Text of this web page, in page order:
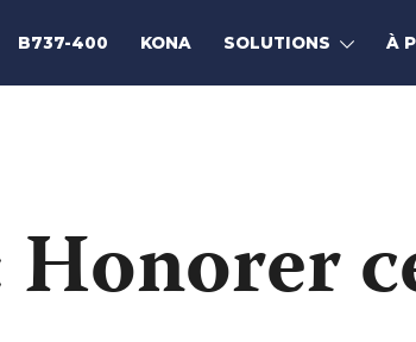
B737-400 KONA SOLUTIONS À